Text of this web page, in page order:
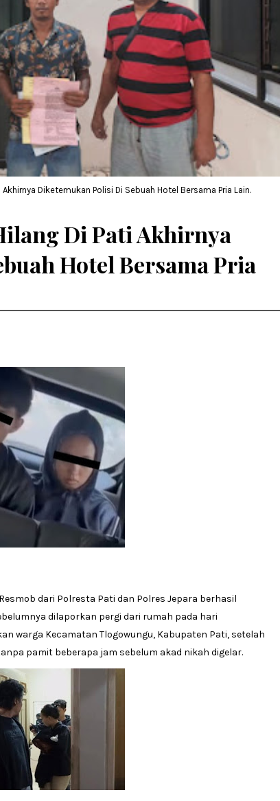
Diketemukan Polisi Di Sebuah Hotel Bersama Pria Lain.
Di Pati Akhirnya
Hotel Bersama Pria
dari Polresta Pati dan Polres Jepara berhasil
dilaporkan pergi dari rumah pada hari
warga Kecamatan Tlogowungu, Kabupaten Pati, setelah
pamit beberapa jam sebelum akad nikah digelar.